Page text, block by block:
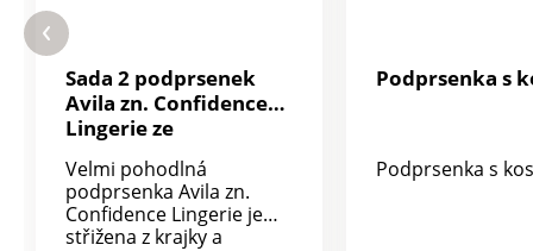
Sada 2 podprsenek
Avila zn. Confidence
Lingerie ze
krajkou, bez kostic
Velmi pohodlná
podprsenka Avila zn.
Confidence Lingerie je
střižena z krajky a
Podprsenka s
Podprsenka s